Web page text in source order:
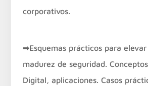
corporativos.
➡Esquemas prácticos para
madurez de seguridad.
Digital, aplicaciones. Casos